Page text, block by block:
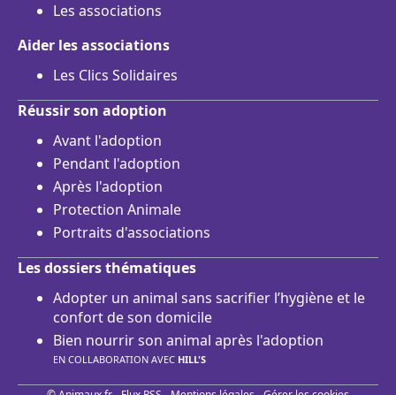
Les associations
Aider les associations
Les Clics Solidaires
Réussir son adoption
Avant l'adoption
Pendant l'adoption
Après l'adoption
Protection Animale
Portraits d'associations
Les dossiers thématiques
Adopter un animal sans sacrifier l’hygiène et le
confort de son domicile
Bien nourrir son animal après l'adoption
EN COLLABORATION AVEC HILL'S